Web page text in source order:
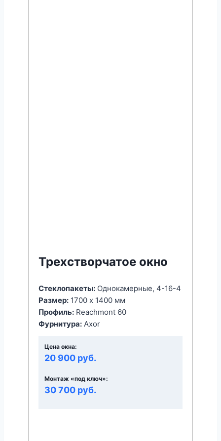
Трехстворчатое окно
Стеклопакеты: Однокамерные, 4-16-4
Размер: 1700 x 1400 мм
Профиль: Reachmont 60
Фурнитура: Axor
Цена окна:
20 900 руб.
Монтаж «под ключ»:
30 700 руб.